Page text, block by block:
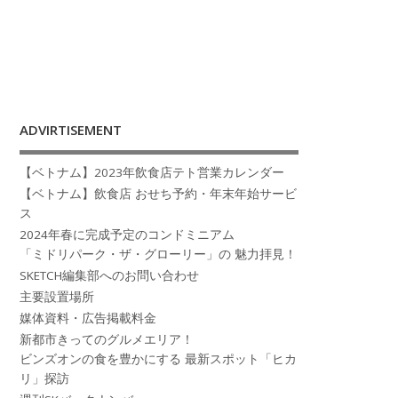
ADVIRTISEMENT
【ベトナム】2023年飲食店テト営業カレンダー
【ベトナム】飲食店 おせち予約・年末年始サービ
ス
2024年春に完成予定のコンドミニアム
「ミドリパーク・ザ・グローリー」の 魅力拝見！
SKETCH編集部へのお問い合わせ
主要設置場所
媒体資料・広告掲載料金
新都市きってのグルメエリア！
ビンズオンの食を豊かにする 最新スポット「ヒカ
リ」探訪